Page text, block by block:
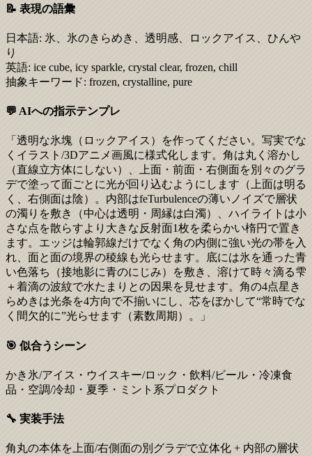
📝 表現の語彙
日本語: 氷、氷のきらめき、透明感、ロックアイス、ひんや
り
英語: ice cube, icy sparkle, crystal clear, frozen, chill
抽象キーワード: frozen, crystalline, pure
💬 AIへの指示テンプレ
「透明な氷塊（ロックアイス）を作ってください。写実でな
くイラスト/3Dアニメ画風に様式化します。角は丸く溶かし
（直線立方体にしない）、上面・前面・右側面を別々のグラ
デで塗って面ごとに光が回り込むようにします（上面は明る
く、右側面は陰）。内部はfeTurbulenceの薄いノイズで層状
の濁りを敷き（中心は透明・周縁は白濁）、ハイライトは小
さな点を散らすより大きな反射面1枚を柔らかい楕円で置き
ます。エッジは輪郭線だけでなく角の内側に強い光の帯を入
れ、面と面の境界の稜線も光らせます。底には氷を通った青
い色落ち（接地影に青のにじみ）を敷き、溶けて時々滴る雫
＋着滴の波紋で水たまりとの因果を見せます。角の4点星き
らめきは光条を4方向で不揃いにし、芯をぼかして“常時でな
く間欠的に”光らせます（素数周期）。」
🎯 似合うシーン
かき氷/アイス・ウイスキー/ロック・飲料/ビール・冷凍食
品・空調/冷却・夏季・ミント系プロダクト
🔧 実装手法
角丸の本体を上面/右側面の別グラデで立体化 + 内部の層状